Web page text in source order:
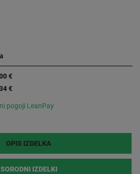
€
€
pogoji LeanPay
OPIS IZDELKA
SORODNI IZDELKI